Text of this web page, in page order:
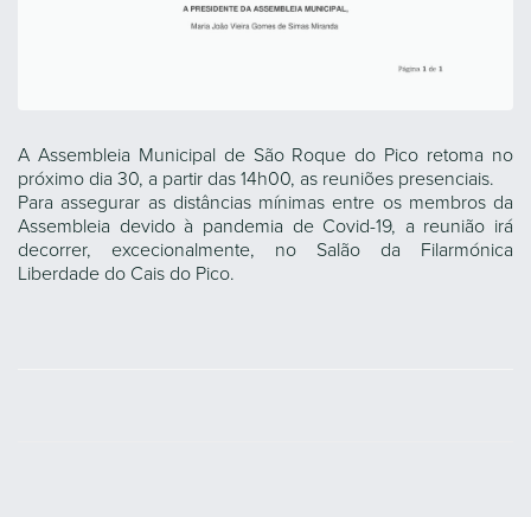
A Assembleia Municipal de São Roque do Pico retoma no
próximo dia 30, a partir das 14h00, as reuniões presenciais.
Para assegurar as distâncias mínimas entre os membros da
Assembleia devido à pandemia de Covid-19, a reunião irá
decorrer, excecionalmente, no Salão da Filarmónica
Liberdade do Cais do Pico.